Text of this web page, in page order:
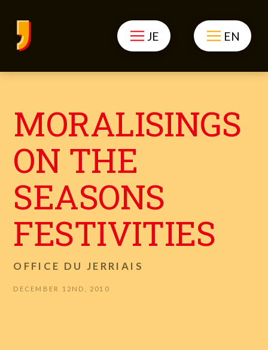
JE EN
MORALISINGS
ON THE
SEASONS
FESTIVITIES
OFFICE DU JERRIAIS
DECEMBER 12ND, 2010